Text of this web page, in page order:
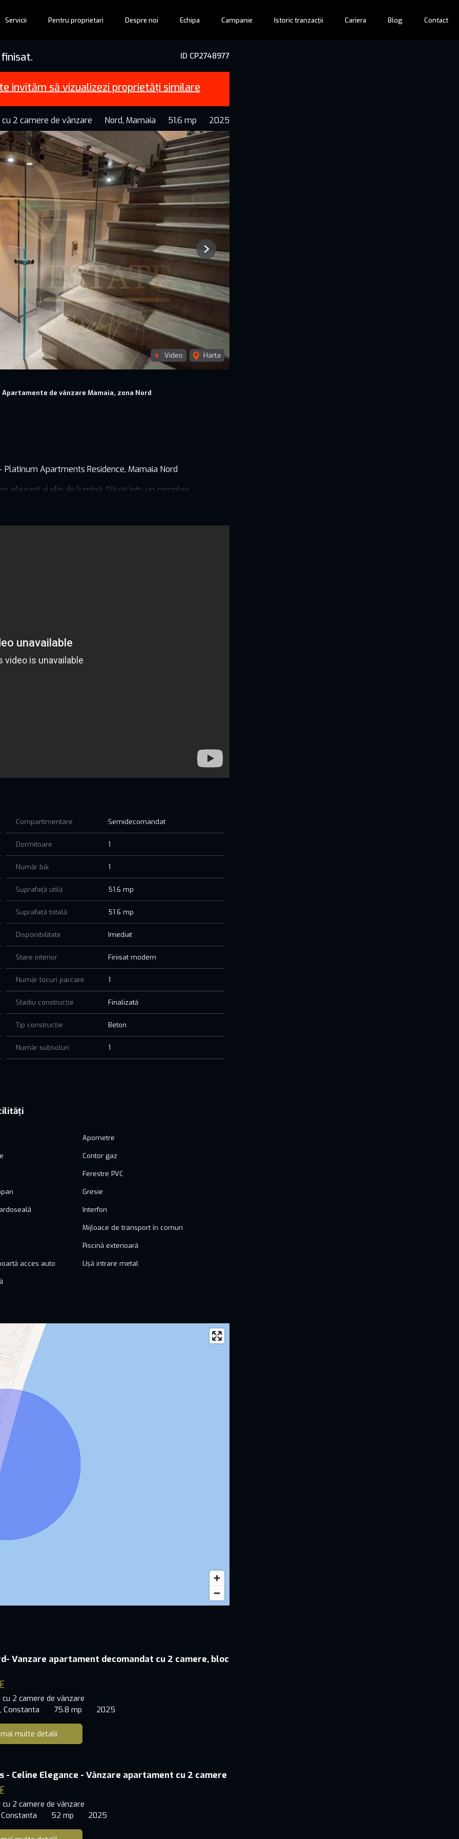
Servicii Pentru proprietari Despre noi Echipa Campanie Istoric tranzacții Cariera Blog Contact
ID CP2748977
te invităm să vizualizezi proprietăți similare
2 camere de vânzare Nord, Mamaia 51.6 mp 2025
Video Harta
Next
Apartamente de vânzare Mamaia, zona Nord
Apartments Residence, Mamaia Nord
elegant și plin de lumină. Situat într-un complex
un stil de viață relaxat și rafinat.
ordine.
de pe litoral, aproape de plajă, restaurante, beach baruri și
Compartimentare Semidecomandat
Dormitoare 1
Număr băi 1
Suprafață utilă 51.6 mp
Suprafață totală 51.6 mp
Disponibilitate Imediat
Stare interior Finisat modern
Număr locuri parcare 1
Stadiu construcție Finalizată
Tip construcție Beton
Număr subsoluri 1
Apometre
Contor gaz
Ferestre PVC
Gresie
Interfon
Mijloace de transport în comun
Piscină exterioară
acces auto Ușă intrare metal
Vanzare apartament decomandat cu 2 camere, bloc
2 camere de vânzare
Constanta
75.8 mp 2025
multe detalii
- Celine Elegance - Vânzare apartament cu 2 camere
2 camere de vânzare
52 mp 2025